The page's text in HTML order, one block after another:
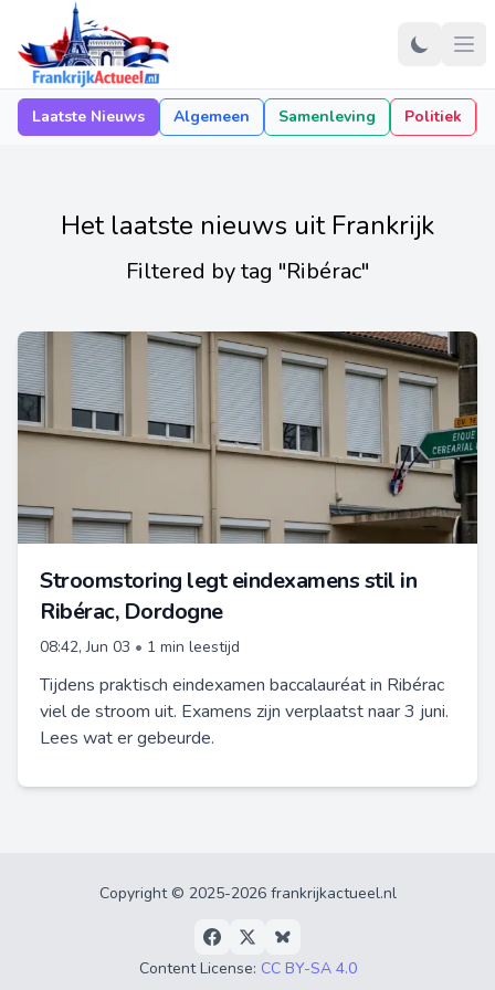
Laatste Nieuws Algemeen Samenleving Politiek
Het laatste nieuws uit Frankrijk
Filtered by tag "Ribérac"
Stroomstoring legt eindexamens stil in
Ribérac, Dordogne
08:42, Jun 03 • 1 min leestijd
Tijdens praktisch eindexamen baccalauréat in Ribérac
viel de stroom uit. Examens zijn verplaatst naar 3 juni.
Lees wat er gebeurde.
Copyright © 2025-2026 frankrijkactueel.nl
Content License: CC BY-SA 4.0